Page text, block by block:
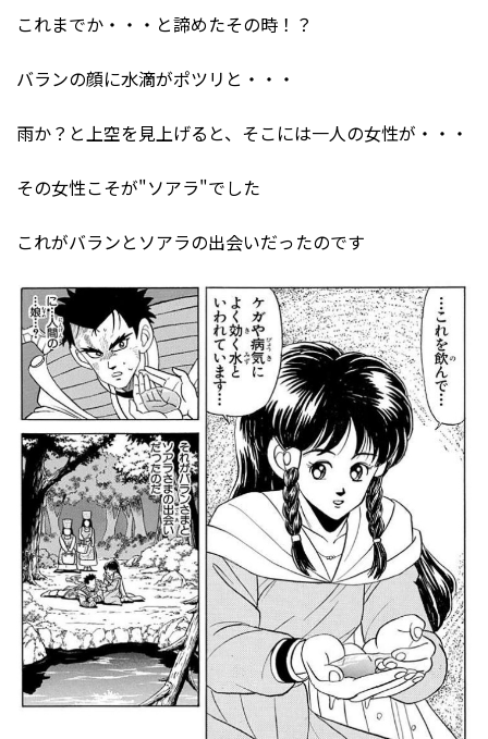
これまでか・・・と諦めたその時！？
バランの顔に水滴がポツリと・・・
雨か？と上空を見上げると、そこには一人の女性が・・・
その女性こそが"ソアラ"でした
これがバランとソアラの出会いだったのです